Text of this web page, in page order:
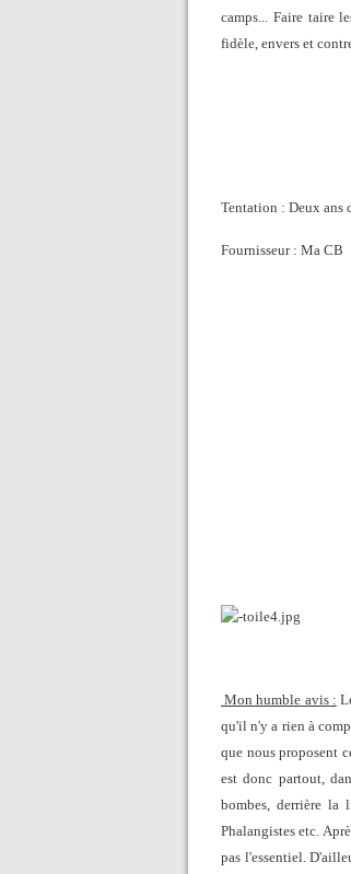
camps... Faire taire
fidèle, envers et
Tentation : Deux ans
Fournisseur : Ma CB
Mon humble avis :
qu'il n'y a rien à
que nous proposent
est donc partout,
bombes, derrière la
Phalangistes etc.
pas l'essentiel.